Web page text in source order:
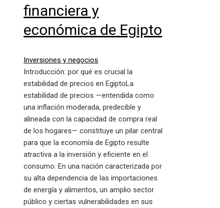
financiera y
económica de Egipto
Inversiones y negocios
Introducción: por qué es crucial la
estabilidad de precios en EgiptoLa
estabilidad de precios —entendida como
una inflación moderada, predecible y
alineada con la capacidad de compra real
de los hogares— constituye un pilar central
para que la economía de Egipto resulte
atractiva a la inversión y eficiente en el
consumo. En una nación caracterizada por
su alta dependencia de las importaciones
de energía y alimentos, un amplio sector
público y ciertas vulnerabilidades en sus